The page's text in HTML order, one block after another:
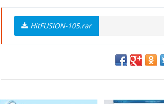
HitFUSION-105.rar